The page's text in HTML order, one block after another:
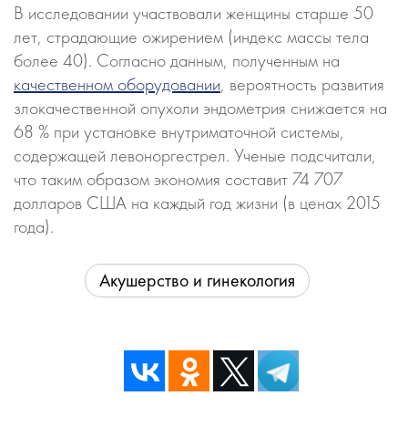
В исследовании участвовали женщины старше 50
лет, страдающие ожирением (индекс массы тела
более 40). Согласно данным, полученным на
качественном оборудовании, вероятность развития
злокачественной опухоли эндометрия снижается на
68 % при установке внутриматочной системы,
содержащей левоноргестрел. Ученые подсчитали,
что таким образом экономия составит 74 707
долларов США на каждый год жизни (в ценах 2015
года).
Акушерство и гинекология